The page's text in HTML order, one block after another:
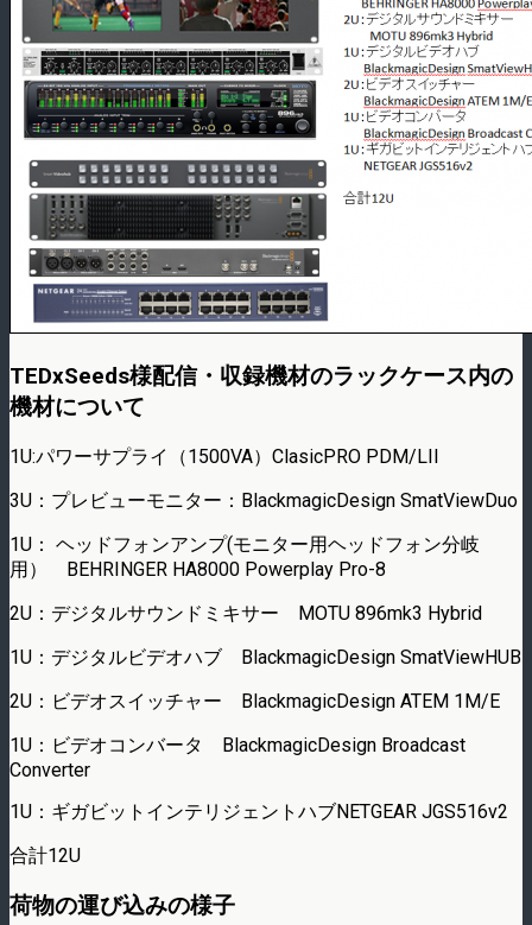
TEDxSeeds様配信・収録機材のラックケース内の
機材について
1U:パワーサプライ（1500VA）ClasicPRO PDM/LII
3U：プレビューモニター：BlackmagicDesign SmatViewDuo
1U： ヘッドフォンアンプ(モニター用ヘッドフォン分岐
用） BEHRINGER HA8000 Powerplay Pro-8
2U：デジタルサウンドミキサー MOTU 896mk3 Hybrid
1U：デジタルビデオハブ BlackmagicDesign SmatViewHUB
2U：ビデオスイッチャー BlackmagicDesign ATEM 1M/E
1U：ビデオコンバータ BlackmagicDesign Broadcast
Converter
1U：ギガビットインテリジェントハブNETGEAR JGS516v2
合計12U
荷物の運び込みの様子